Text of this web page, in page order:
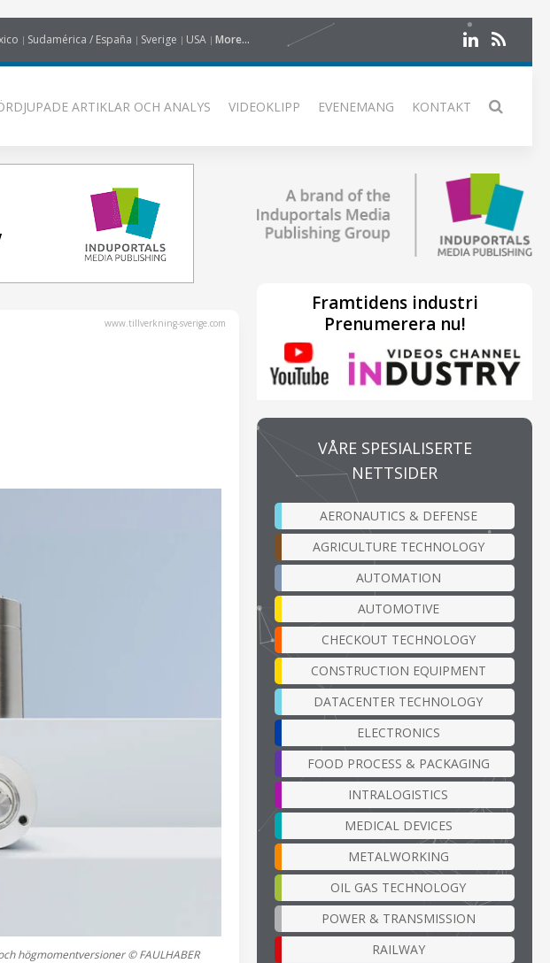
Sudamérica / España Sverige USA More...
ARTIKLAR OCH ANALYS VIDEOKLIPP EVENEMANG KONTAKT
www.tillverkning-sverige.com
högmomentversioner © FAULHABER
Framtidens industri
Prenumerera nu!
VÅRE SPESIALISERTE
NETTSIDER
AERONAUTICS & DEFENSE
AGRICULTURE TECHNOLOGY
AUTOMATION
AUTOMOTIVE
CHECKOUT TECHNOLOGY
CONSTRUCTION EQUIPMENT
DATACENTER TECHNOLOGY
ELECTRONICS
FOOD PROCESS & PACKAGING
INTRALOGISTICS
MEDICAL DEVICES
METALWORKING
OIL GAS TECHNOLOGY
POWER & TRANSMISSION
RAILWAY